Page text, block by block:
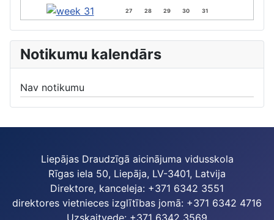
27 28 29 30 31
Notikumu kalendārs
Nav notikumu
Liepājas Draudzīgā aicinājuma vidusskola
Rīgas iela 50, Liepāja, LV-3401, Latvija
Direktore, kanceleja: +371 6342 3551
direktores vietnieces izglītības jomā: +371 6342 4716
Uzskaitvede: +371 6342 3569